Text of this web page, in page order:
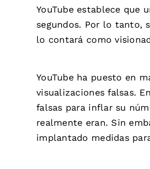
YouTube establece que
segundos. Por lo tanto,
lo contará como
YouTube ha puesto en
visualizaciones falsas.
falsas para inflar su
realmente eran. Sin
implantado medidas